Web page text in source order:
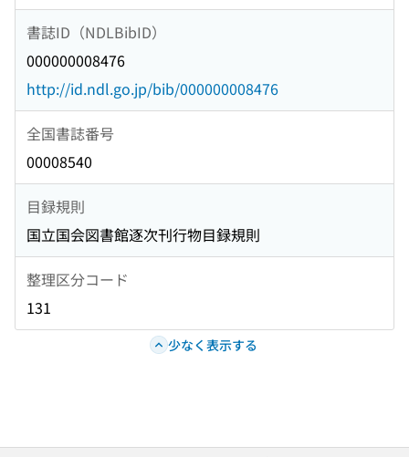
書誌ID（NDLBibID）
000000008476
http://id.ndl.go.jp/bib/000000008476
全国書誌番号
00008540
目録規則
国立国会図書館逐次刊行物目録規則
整理区分コード
131
少なく表示する